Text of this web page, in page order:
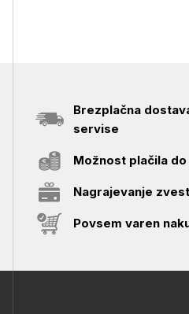
Brezplačna
servise
Možnost plačila
Nagrajevanje
Povsem varen